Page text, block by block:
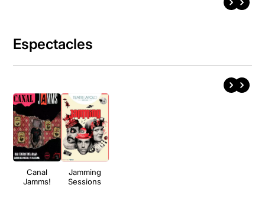
Espectacles
Canal
Jamms!
Jamming
Sessions